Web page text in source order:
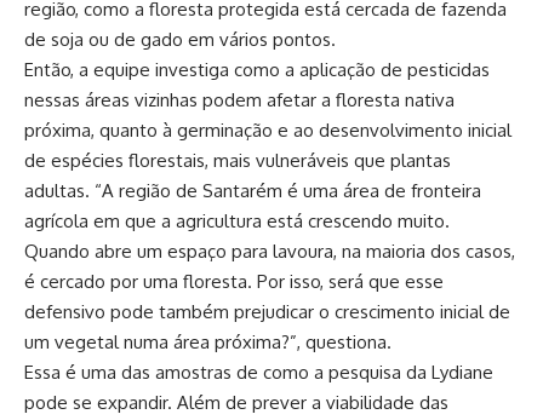
região, como a floresta protegida está cercada de fazenda
de soja ou de gado em vários pontos.
Então, a equipe investiga como a aplicação de pesticidas
nessas áreas vizinhas podem afetar a floresta nativa
próxima, quanto à germinação e ao desenvolvimento inicial
de espécies florestais, mais vulneráveis que plantas
adultas. “A região de Santarém é uma área de fronteira
agrícola em que a agricultura está crescendo muito.
Quando abre um espaço para lavoura, na maioria dos casos,
é cercado por uma floresta. Por isso, será que esse
defensivo pode também prejudicar o crescimento inicial de
um vegetal numa área próxima?”, questiona.
Essa é uma das amostras de como a pesquisa da Lydiane
pode se expandir. Além de prever a viabilidade das